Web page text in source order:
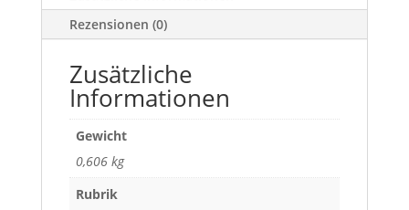
Rezensionen (0)
Zusätzliche
Informationen
Gewicht
0,606 kg
Rubrik